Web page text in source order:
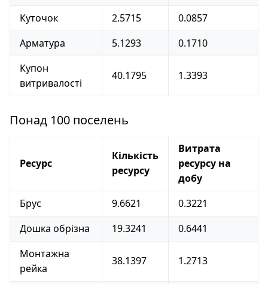
Куточок
2.5715
0.0857
Арматура
5.1293
0.1710
Купон
витривалості
40.1795 1.3393
Понад 100 поселень
Ресурс
Кількість
ресурсу
Витрата
ресурсу на
добу
Брус
9.6621
0.3221
Дошка обрізна
19.3241
0.6441
Монтажна
рейка
38.1397 1.2713